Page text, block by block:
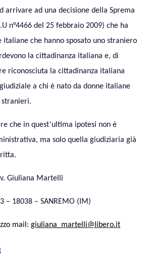
arrivare ad una decisione della Sprema
n°4466 del 25 febbraio 2009) che ha
che hanno sposato uno straniero
la cittadinanza italiana e, di
riconosciuta la cittadinanza italiana
a chi è nato da donne italiane
che in quest’ultima ipotesi non è
ma solo quella giudiziaria già
Giuliana Martelli
– 18038 – SANREMO (IM)
mail: giuliana_martelli@libero.it